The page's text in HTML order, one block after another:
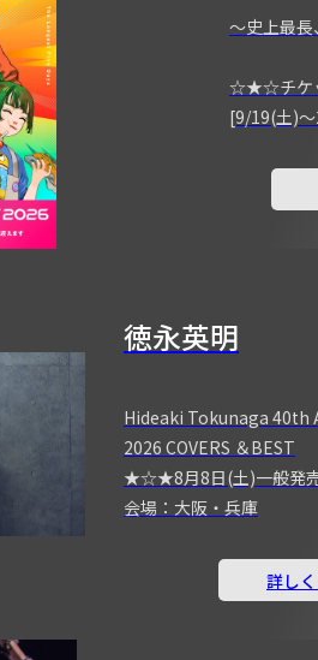
～史上最長
☆★☆チケ
[9/19(土)
徳永英明
Hideaki Tokunaga 40th
2026 COVERS ＆BEST
★☆★8月8日(土)一般
会場：大阪・兵庫
詳し